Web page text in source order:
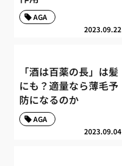
2023.09.22
AGA
「酒は百薬の長」は髪
にも？適量なら薄毛予
防になるのか
2023.09.04
AGA